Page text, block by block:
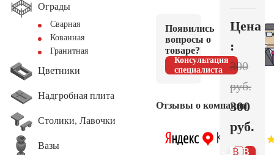
Ограды
Сварная
Кованная
Гранитная
Цветники
Надгробная плита
Столики, Лавочки
Вазы
Появились
вопросы о
товаре?
Консультация
специалиста
Отзывы о компании
Цена
:
300
руб.
300
руб.
В
В 1